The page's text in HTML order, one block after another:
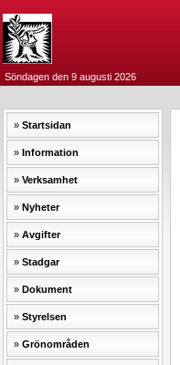
Söndagen den 9 augusti 2026
Startsidan
Information
Verksamhet
Nyheter
Avgifter
Stadgar
Dokument
Styrelsen
Grönområden